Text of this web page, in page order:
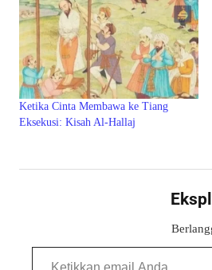
Ketika Cinta Membawa ke Tiang
Eksekusi: Kisah Al-Hallaj
Ketikkan email Anda...